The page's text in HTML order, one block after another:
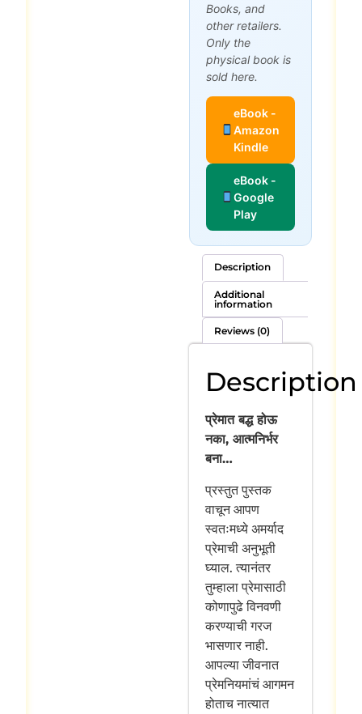
Books, and
other retailers.
Only the
physical book is
sold here.
eBook -
Amazon
Kindle
eBook -
Google
Play
Description
Additional
information
Reviews (0)
Description
प्रेमात बद्ध होऊ
नका, आत्मनिर्भर
बना…
प्रस्तुत पुस्तक
वाचून आपण
स्वतःमध्ये अमर्याद
प्रेमाची अनुभूती
घ्याल. त्यानंतर
तुम्हाला प्रेमासाठी
कोणापुढे विनवणी
करण्याची गरज
भासणार नाही.
आपल्या जीवनात
प्रेमनियमांचं आगमन
होताच नात्यात